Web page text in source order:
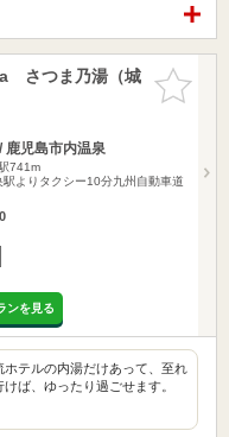
お気に入
りに追加
さつま乃湯（城
鹿児島市内温泉
741m
よりタクシー10分九州自動車道
ンを見る
テルの内湯だけあって、至れ
ば、ゆったり過ごせます。